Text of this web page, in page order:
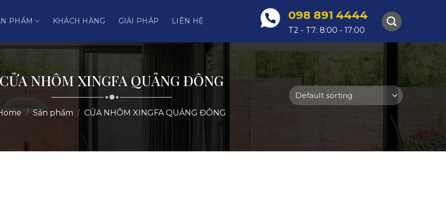
PHẨM KHÁCH HÀNG GIẢI PHÁP LIÊN HỆ 098 891 4444
T2 - T7: 8:00 - 17:00
CỬA NHÔM XINGFA QUẢNG ĐÔNG
/ Sản phẩm / CỬA NHÔM XINGFA QUẢNG ĐÔNG